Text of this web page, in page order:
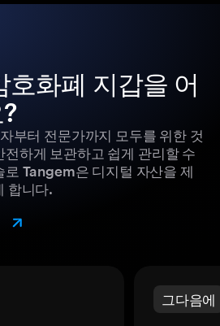
화폐 지갑을 어
부터 전문가까지 모두를 위한 것
하게 보관하고 쉽게 관리할 수
로 Tangem은 디지털 자산을 제
합니다.
그다음에